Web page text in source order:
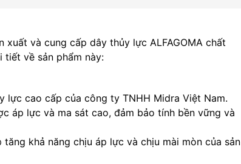
và cung cấp dây thủy lực ALFAGOMA chất
tiết về sản phẩm này:
lực cao cấp của công ty TNHH Midra Việt Nam.
áp lực và ma sát cao, đảm bảo tính bền vững và
khả năng chịu áp lực và chịu mài mòn của sản